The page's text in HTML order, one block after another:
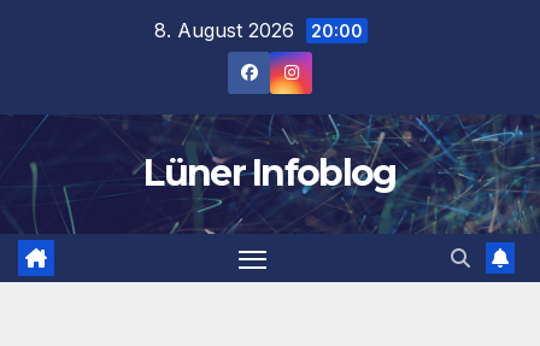
8. August 2026 20:00
Lüner Infoblog